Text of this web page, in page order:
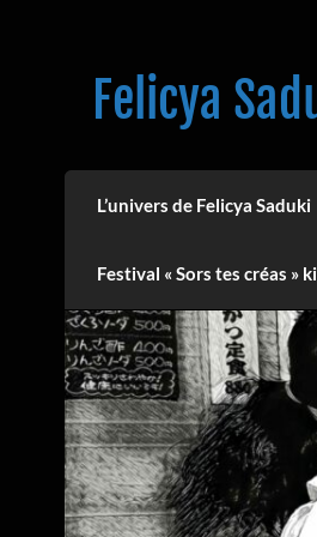
Felicya
L’univers de Felicya Saduki
Festival « Sors tes créas »